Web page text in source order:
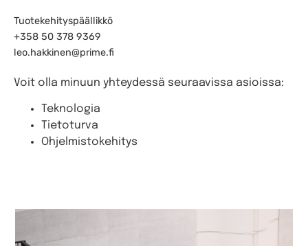
Tuotekehityspäällikkö
+358 50 378 9369
leo.hakkinen@prime.fi
Voit olla minuun yhteydessä seuraavissa asioissa:
Teknologia
Tietoturva
Ohjelmistokehitys